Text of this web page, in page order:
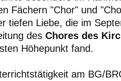
Fächern "Chor" und
tiefen Liebe, die im
des Chores des
Höhepunkt fand.
am BG/